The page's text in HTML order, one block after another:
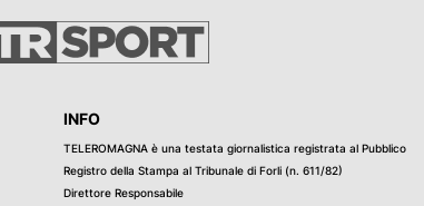
INFO
TELEROMAGNA è una testata giornalistica registrata al Pubblico
Registro della Stampa al Tribunale di Forli (n. 611/82)
Direttore Responsabile